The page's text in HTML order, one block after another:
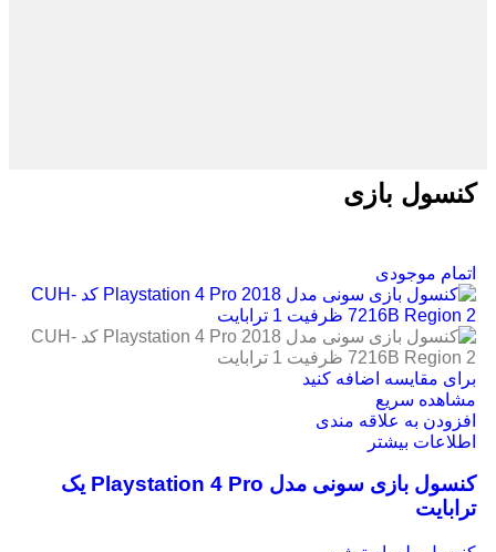
کنسول بازی
اتمام موجودی
برای مقایسه اضافه کنید
مشاهده سریع
افزودن به علاقه مندی
اطلاعات بیشتر
کنسول بازی سونی مدل Playstation 4 Pro یک
ترابایت